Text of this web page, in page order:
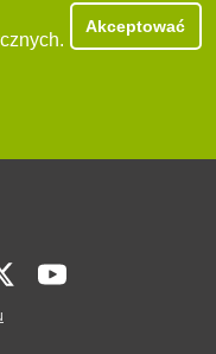
Akceptować